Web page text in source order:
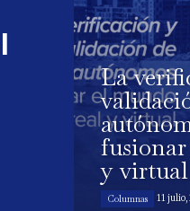
La
y virtual
Columnas 11